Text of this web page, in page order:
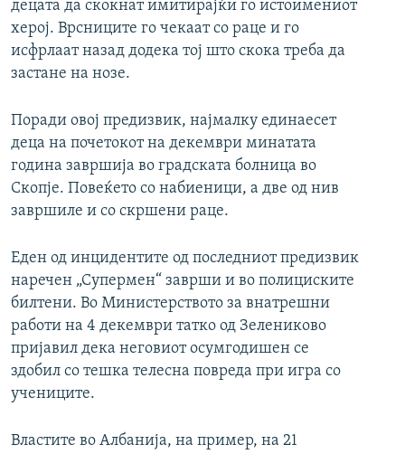
децата да скокнат имитирајќи го истоимениот
херој. Врсниците го чекаат со раце и го
исфрлаат назад додека тој што скока треба да
застане на нозе.
Поради овој предизвик, најмалку единаесет
деца на почетокот на декември минатата
година завршија во градската болница во
Скопје. Повеќето со набиеници, а две од нив
завршиле и со скршени раце.
Еден од инцидентите од последниот предизвик
наречен „Супермен“ заврши и во полициските
билтени. Во Министерството за внатрешни
работи на 4 декември татко од Зелениково
пријавил дека неговиот осумгодишен се
здобил со тешка телесна повреда при игра со
учениците.
Властите во Албанија, на пример, на 21